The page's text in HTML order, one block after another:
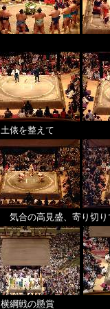
土俵を整えて
気合の高見盛、寄り切り
横綱戦の懸賞